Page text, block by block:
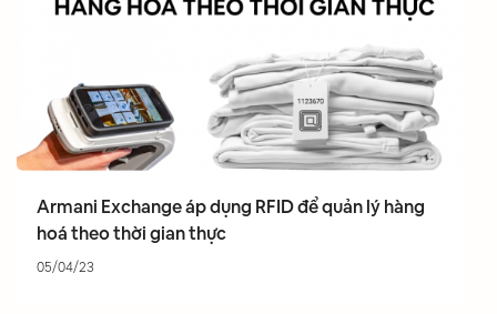
Armani Exchange áp dụng RFID để quản lý hàng
hoá theo thời gian thực
05/04/23